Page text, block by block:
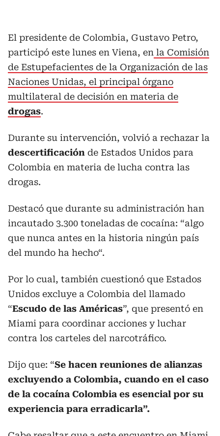
El presidente de Colombia, Gustavo Petro,
participó este lunes en Viena, en la Comisión
de Estupefacientes de la Organización de las
Naciones Unidas, el principal órgano
multilateral de decisión en materia de
drogas.
Durante su intervención, volvió a rechazar la
descertificación de Estados Unidos para
Colombia en materia de lucha contra las
drogas.
Destacó que durante su administración han
incautado 3.300 toneladas de cocaína: “algo
que nunca antes en la historia ningún país
del mundo ha hecho“.
Por lo cual, también cuestionó que Estados
Unidos excluye a Colombia del llamado
“Escudo de las Américas”, que presentó en
Miami para coordinar acciones y luchar
contra los carteles del narcotráfico.
Dijo que: “Se hacen reuniones de alianzas
excluyendo a Colombia, cuando en el caso
de la cocaína Colombia es esencial por su
experiencia para erradicarla”.